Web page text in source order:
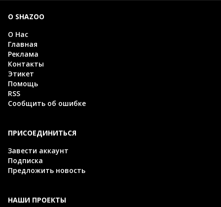
О SHAZOO
О Нас
Главная
Реклама
Контакты
Этикет
Помощь
RSS
Сообщить об ошибке
ПРИСОЕДИНИТЬСЯ
Завести аккаунт
Подписка
Предложить новость
НАШИ ПРОЕКТЫ